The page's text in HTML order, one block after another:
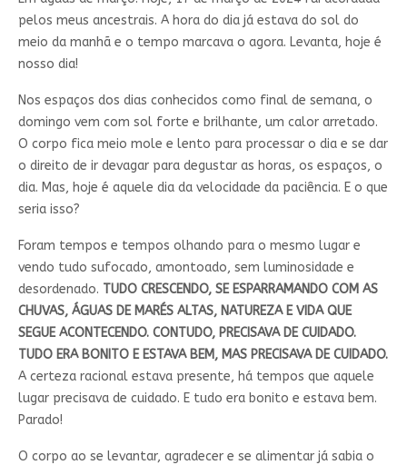
pelos meus ancestrais. A hora do dia já estava do sol do
meio da manhã e o tempo marcava o agora. Levanta, hoje é
nosso dia!
Nos espaços dos dias conhecidos como final de semana, o
domingo vem com sol forte e brilhante, um calor arretado.
O corpo fica meio mole e lento para processar o dia e se dar
o direito de ir devagar para degustar as horas, os espaços, o
dia. Mas, hoje é aquele dia da velocidade da paciência. E o que
seria isso?
Foram tempos e tempos olhando para o mesmo lugar e
vendo tudo sufocado, amontoado, sem luminosidade e
desordenado. TUDO CRESCENDO, SE ESPARRAMANDO COM AS
CHUVAS, ÁGUAS DE MARÉS ALTAS, NATUREZA E VIDA QUE
SEGUE ACONTECENDO. CONTUDO, PRECISAVA DE CUIDADO.
TUDO ERA BONITO E ESTAVA BEM, MAS PRECISAVA DE CUIDADO.
A certeza racional estava presente, há tempos que aquele
lugar precisava de cuidado. E tudo era bonito e estava bem.
Parado!
O corpo ao se levantar, agradecer e se alimentar já sabia o